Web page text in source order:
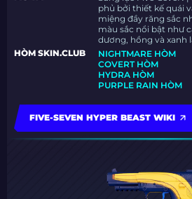
phủ bởi thiết kế quái
miệng đầy răng sắc
màu sắc nổi bật như
dương, hồng và xanh
HÒM SKIN.CLUB
NIGHTMARE HÒM
COVERT HÒM
HYDRA HÒM
PURPLE RAIN HÒM
FIVE-SEVEN HYPER BEAST WIKI